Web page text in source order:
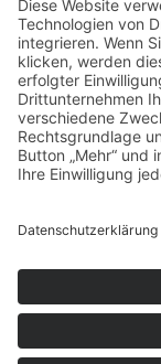
Ich stimme zu, dass
meiner Anfrage